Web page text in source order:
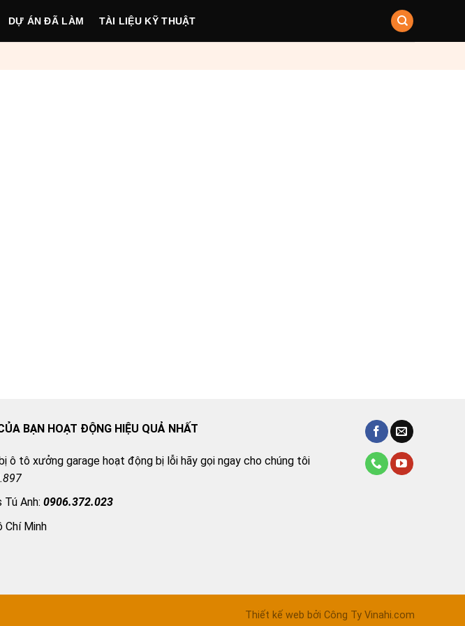
DỰ ÁN ĐÃ LÀM TÀI LIỆU KỸ THUẬT
BẠN HOẠT ĐỘNG HIỆU QUẢ NHẤT
ô tô xưởng garage hoạt động bị lỗi hãy gọi ngay cho chúng tôi
Tú Anh:0906.372.023
Chí Minh
Thiết kế web bởi Công Ty Vinahi.com